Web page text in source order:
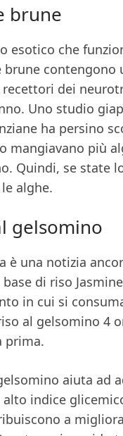
brune
esotico che
brune
dei
Uno studio
ha persino
mangiavano più
Quindi, se state
alghe.
gelsomino
è una notizia
di riso
in cui si
al gelsomino 4
prima.
aiuta ad
indice
a